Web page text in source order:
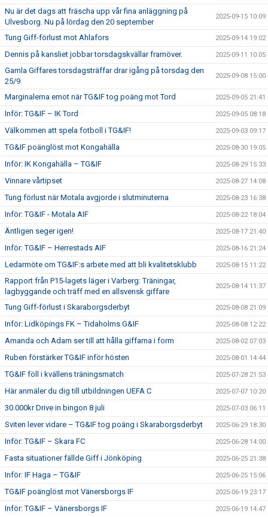
Nu är det dags att fräscha upp vår fina anläggning på
Ulvesborg. Nu på lördag den 20 september
2025-09-15 10:09
Tung Giff-förlust mot Ahlafors 2025-09-14 19:02
Dennis på kansliet jobbar torsdagskvällar framöver. 2025-09-11 10:05
Gamla Giffares torsdagsträffar drar igång på torsdag den
25/9
2025-09-08 15:00
Marginalerna emot när TG&IF tog poäng mot Tord 2025-09-05 21:41
Inför: TG&IF – IK Tord 2025-09-05 08:18
Välkommen att spela fotboll i TG&IF! 2025-09-03 09:17
TG&IF poänglöst mot Kongahälla 2025-08-30 19:05
Inför: IK Kongahälla – TG&IF 2025-08-29 15:33
Vinnare vårtipset 2025-08-27 14:08
Tung förlust när Motala avgjorde i slutminuterna 2025-08-23 16:38
Inför: TG&IF - Motala AIF 2025-08-22 18:04
Äntligen seger igen! 2025-08-17 21:40
Inför: TG&IF – Herrestads AIF 2025-08-16 21:24
Ledarmöte om TG&IF:s arbete med att bli kvalitetsklubb 2025-08-15 11:22
Rapport från P15-lagets läger i Varberg: Träningar,
lagbyggande och träff med en allsvensk giffare
2025-08-14 11:37
Tung Giff-förlust i Skaraborgsderbyt 2025-08-08 21:09
Inför: Lidköpings FK – Tidaholms G&IF 2025-08-08 12:22
Amanda och Adam ser till att hålla giffarna i form 2025-08-02 07:03
Ruben förstärker TG&IF inför hösten 2025-08-01 14:44
TG&IF föll i kvällens träningsmatch 2025-07-28 21:53
Här anmäler du dig till utbildningen UEFA C 2025-07-07 10:20
30.000kr Drive in bingon 8 juli 2025-07-03 06:11
Sviten lever vidare – TG&IF tog poäng i Skaraborgsderbyt 2025-06-29 18:30
Inför: TG&IF – Skara FC 2025-06-28 14:00
Fasta situationer fällde Giff i Jönköping 2025-06-25 21:38
Inför: IF Haga – TG&IF 2025-06-25 15:06
TG&IF poänglöst mot Vänersborgs IF 2025-06-19 23:17
Inför: TG&IF – Vänersborgs IF 2025-06-19 14:47